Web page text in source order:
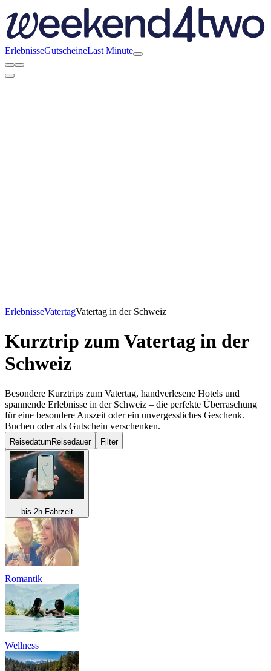
ErlebnisseGutscheineLast Minute
ErlebnisseVatertagVatertag in der Schweiz
Kurztrip zum Vatertag in der
Schweiz
Besondere Kurztrips zum Vatertag, handverlesene Hotels und
spannende Erlebnisse in der Schweiz – die perfekte Überraschung
für eine besondere Auszeit oder ein unvergessliches Geschenk.
Buchen oder als Gutschein verschenken.
Reisedatum Reisedauer Filter
bis 2h Fahrzeit
Romantik
Wellness